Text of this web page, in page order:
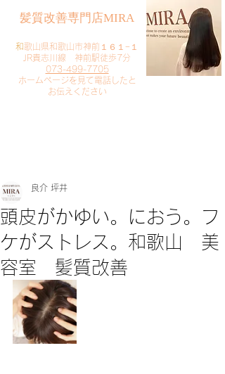
​髪質改善専門店MIRA
​和歌山県和歌山市神前１６１−１
JR貴志川線 神前駅徒歩7分
073-499-7705
​ホームページを見て電話したと
お伝えください
頭皮がかゆい。におう。フ
ケがストレス。和歌山 美
容室 髪質改善
良介 坪井